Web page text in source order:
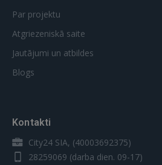
Par projektu
Atgriezeniskā saite
Jautājumi un atbildes
Blogs
Kontakti
City24 SIA, (40003692375)
28259069 (darba dien. 09-17)